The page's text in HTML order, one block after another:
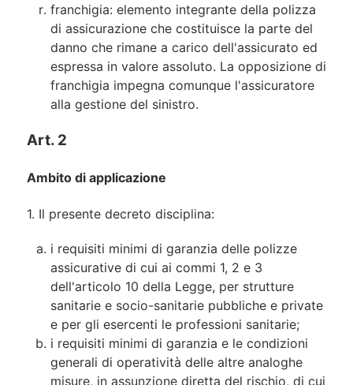
franchigia: elemento integrante della polizza
di assicurazione che costituisce la parte del
danno che rimane a carico dell'assicurato ed
espressa in valore assoluto. La opposizione di
franchigia impegna comunque l'assicuratore
alla gestione del sinistro.
Art. 2
Ambito di applicazione
1. Il presente decreto disciplina:
i requisiti minimi di garanzia delle polizze
assicurative di cui ai commi 1, 2 e 3
dell'articolo 10 della Legge, per strutture
sanitarie e socio-sanitarie pubbliche e private
e per gli esercenti le professioni sanitarie;
i requisiti minimi di garanzia e le condizioni
generali di operatività delle altre analoghe
misure, in assunzione diretta del rischio, di cui